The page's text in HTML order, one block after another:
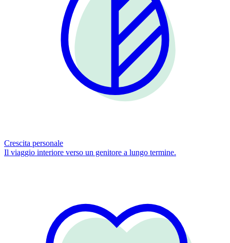
Crescita personale
Il viaggio interiore verso un genitore a lungo termine.